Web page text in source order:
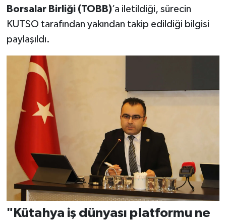
Borsalar Birliği (TOBB)’a iletildiği, sürecin
KUTSO tarafından yakından takip edildiği bilgisi
paylaşıldı.
"Kütahya iş dünyası platformu ne